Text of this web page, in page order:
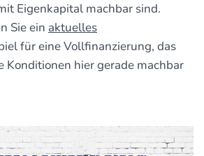
Eigenkapital machbar sind.
Sie ein aktuelles
für eine Vollfinanzierung, das
Konditionen hier gerade machbar